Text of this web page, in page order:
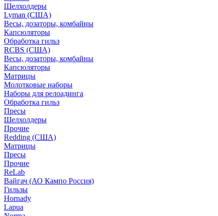
Шелхолдеры
Lyman (США)
Весы, дозаторы, комбайны
Капсюляторы
Обработка гильз
RCBS (США)
Весы, дозаторы, комбайны
Капсюляторы
Матрицы
Молотковые наборы
Наборы для релоадинга
Обработка гильз
Пресы
Шелхолдеры
Прочие
Redding (США)
Матрицы
Пресы
Прочие
ReLab
Вайгач (АО Кампо Россия)
Гильзы
Hornady
Lapua